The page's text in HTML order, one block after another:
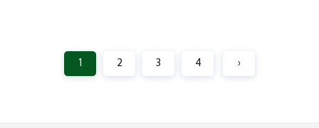
1 2 3 4 ›